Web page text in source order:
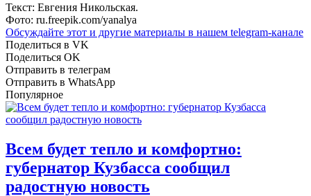
Текст: Евгения Никольская.
Фото: ru.freepik.com/yanalya
Обсуждайте этот и другие материалы в нашем telegram-канале
Поделиться в VK
Поделиться OK
Отправить в телеграм
Отправить в WhatsApp
Популярное
Всем будет тепло и комфортно:
губернатор Кузбасса сообщил
радостную новость